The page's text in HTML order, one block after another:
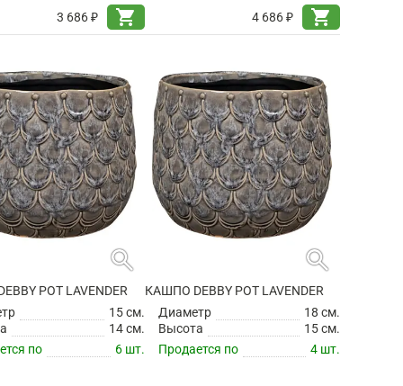
3 686 ₽
shopping_cart
4 686 ₽
shopping_cart
search
POT LAVENDER
15 см.
14 см.
по
6 шт.
search
КАШПО DEBBY POT LAVENDER
Диаметр
18 см.
Высота
15 см.
Продается по
4 шт.